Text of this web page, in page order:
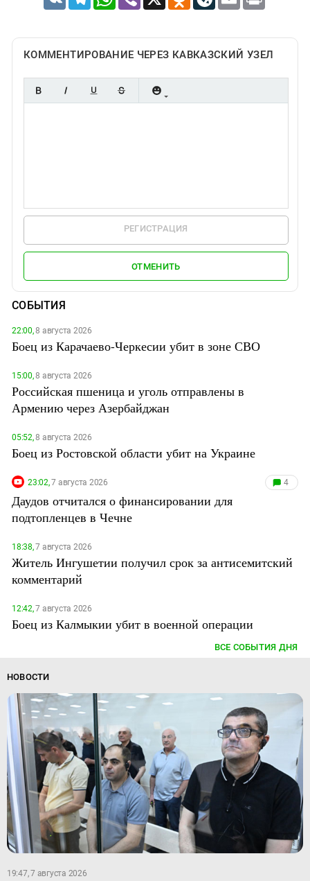
КОММЕНТИРОВАНИЕ ЧЕРЕЗ КАВКАЗСКИЙ УЗЕЛ
РЕГИСТРАЦИЯ
ОТМЕНИТЬ
СОБЫТИЯ
22:00,8 августа 2026
Боец из Карачаево-Черкесии убит в зоне СВО
15:00,8 августа 2026
Российская пшеница и уголь отправлены в
Армению через Азербайджан
05:52,8 августа 2026
Боец из Ростовской области убит на Украине
23:02,7 августа 2026 4
Даудов отчитался о финансировании для
подтопленцев в Чечне
18:38,7 августа 2026
Житель Ингушетии получил срок за антисемитский
комментарий
12:42,7 августа 2026
Боец из Калмыкии убит в военной операции
ВСЕ СОБЫТИЯ ДНЯ
НОВОСТИ
19:47, 7 августа 2026